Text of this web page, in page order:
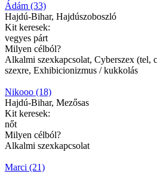
Ádám (33)
Hajdú-Bihar, Hajdúszoboszló
Kit keresek:
vegyes párt
Milyen célból?
Alkalmi szexkapcsolat, Cyberszex (tel,
szexre, Exhibicionizmus / kukkolás
Nikooo (18)
Hajdú-Bihar, Mezősas
Kit keresek:
nőt
Milyen célból?
Alkalmi szexkapcsolat
Marci (21)